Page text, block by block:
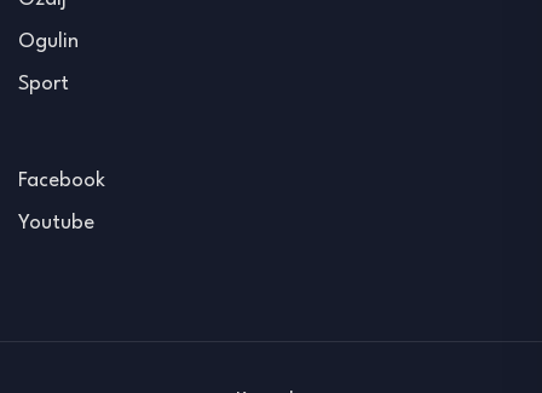
Ogulin
Sport
Facebook
Youtube